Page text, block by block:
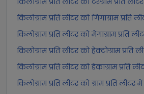
किलोग्राम प्रति लीटर को गिगाग्राम प्रति
किलोग्राम प्रति लीटर को मेगाग्राम प्रति
किलोग्राम प्रति लीटर को हेक्टोग्राम प्रति
किलोग्राम प्रति लीटर को डेकाग्राम प्रति
किलोग्राम प्रति लीटर को ग्राम प्रति लीटर